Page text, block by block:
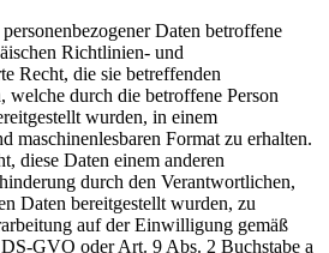
Daten betroffene
Richtlinien- und
Recht, die sie betreffenden
welche durch die betroffene Person
wurden, in einem
maschinenlesbaren Format zu erhalten.
diese Daten einem anderen
durch den Verantwortlichen,
Daten bereitgestellt wurden, zu
auf der Einwilligung gemäß
GVO oder Art. 9 Abs. 2 Buchstabe a